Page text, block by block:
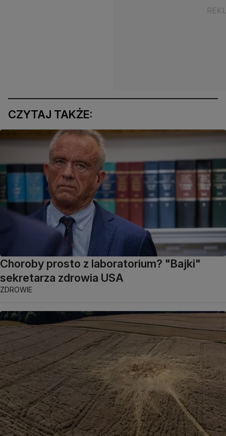
CZYTAJ TAKŻE:
Choroby prosto z laboratorium? "Bajki"
sekretarza zdrowia USA
ZDROWIE